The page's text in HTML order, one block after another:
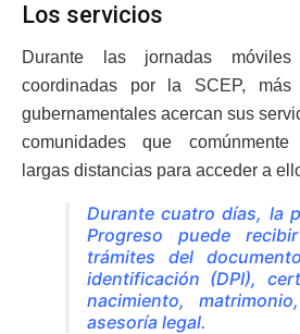
Los servicios
Durante las jornadas
coordinadas por la SCEP,
gubernamentales acercan sus
comunidades que
largas distancias para acceder a
Durante cuatro días, la
Progreso puede
trámites del
identificación (DPI),
nacimiento,
asesoría legal.